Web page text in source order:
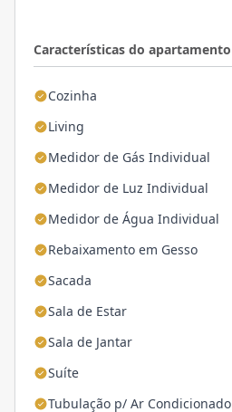
Características do apartamento
Cozinha
Living
Medidor de Gás Individual
Medidor de Luz Individual
Medidor de Água Individual
Rebaixamento em Gesso
Sacada
Sala de Estar
Sala de Jantar
Suíte
Tubulação p/ Ar Condicionado